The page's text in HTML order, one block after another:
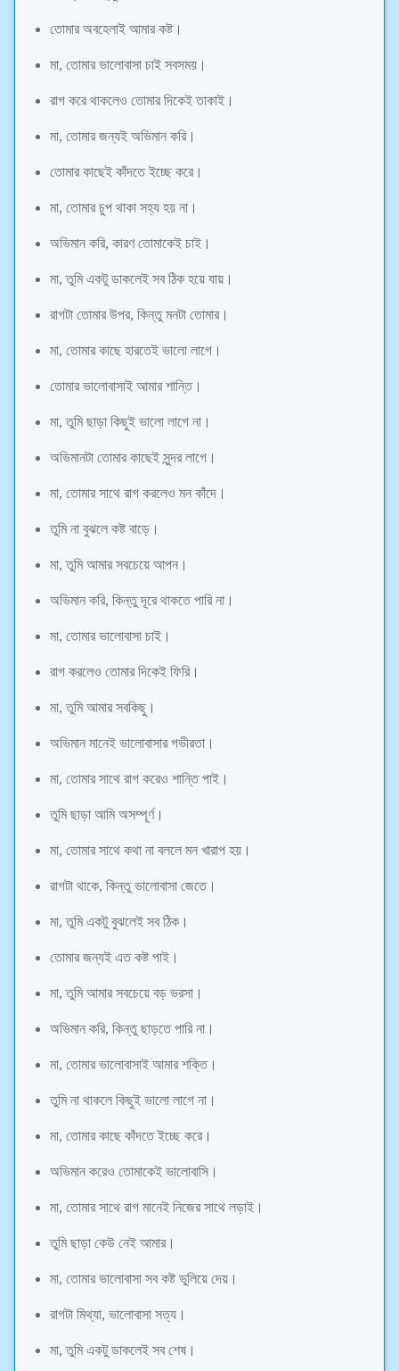
তোমার অবহেলাই আমার কষ্ট।
মা, তোমার ভালোবাসা চাই সবসময়।
রাগ করে থাকলেও তোমার দিকেই তাকাই।
মা, তোমার জন্যই অভিমান করি।
তোমার কাছেই কাঁদতে ইচ্ছে করে।
মা, তোমার চুপ থাকা সহ্য হয় না।
অভিমান করি, কারণ তোমাকেই চাই।
মা, তুমি একটু ডাকলেই সব ঠিক হয়ে যায়।
রাগটা তোমার উপর, কিন্তু মনটা তোমার।
মা, তোমার কাছে হারতেই ভালো লাগে।
তোমার ভালোবাসাই আমার শান্তি।
মা, তুমি ছাড়া কিছুই ভালো লাগে না।
অভিমানটা তোমার কাছেই সুন্দর লাগে।
মা, তোমার সাথে রাগ করলেও মন কাঁদে।
তুমি না বুঝলে কষ্ট বাড়ে।
মা, তুমি আমার সবচেয়ে আপন।
অভিমান করি, কিন্তু দূরে থাকতে পারি না।
মা, তোমার ভালোবাসা চাই।
রাগ করলেও তোমার দিকেই ফিরি।
মা, তুমি আমার সবকিছু।
অভিমান মানেই ভালোবাসার গভীরতা।
মা, তোমার সাথে রাগ করেও শান্তি পাই।
তুমি ছাড়া আমি অসম্পূর্ণ।
মা, তোমার সাথে কথা না বললে মন খারাপ হয়।
রাগটা থাকে, কিন্তু ভালোবাসা জেতে।
মা, তুমি একটু বুঝলেই সব ঠিক।
তোমার জন্যই এত কষ্ট পাই।
মা, তুমি আমার সবচেয়ে বড় ভরসা।
অভিমান করি, কিন্তু ছাড়তে পারি না।
মা, তোমার ভালোবাসাই আমার শক্তি।
তুমি না থাকলে কিছুই ভালো লাগে না।
মা, তোমার কাছে কাঁদতে ইচ্ছে করে।
অভিমান করেও তোমাকেই ভালোবাসি।
মা, তোমার সাথে রাগ মানেই নিজের সাথে লড়াই।
তুমি ছাড়া কেউ নেই আমার।
মা, তোমার ভালোবাসা সব কষ্ট ভুলিয়ে দেয়।
রাগটা মিথ্যা, ভালোবাসা সত্য।
মা, তুমি একটু ডাকলেই সব শেষ।